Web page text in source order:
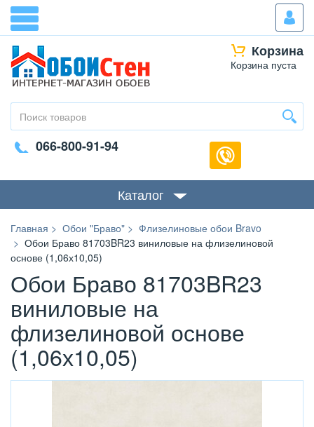
Корзина
Корзина пуста
066-800-91-94
Каталог
Главная Обои "Браво"
Флизелиновые обои Bravo
Обои Браво 81703BR23 виниловые на флизелиновой
основе (1,06х10,05)
Обои Браво 81703BR23
виниловые на
флизелиновой основе
(1,06х10,05)